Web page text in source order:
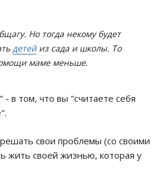
Но тогда некому будет
детейиз сада и школы. То
маме меньше.
в том, что вы "считаете себя
свои проблемы (со своими
жить своей жизнью, которая у